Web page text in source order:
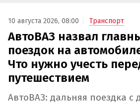
10 августа 2026, 08:00 Транспорт
АвтоВАЗ назвал
поездок на
Что нужно учесть
путешествием
АвтоВАЗ: дальняя поездка с